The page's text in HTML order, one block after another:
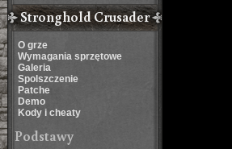
Stronghold Crusader
O grze
Wymagania sprzętowe
Galeria
Spolszczenie
Patche
Demo
Kody i cheaty
Podstawy